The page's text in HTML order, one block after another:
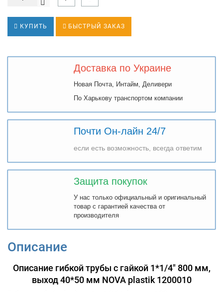
КУПИТЬ БЫСТРЫЙ ЗАКАЗ
Доставка по Украине
Новая Почта, Интайм, Деливери
По Харькову транспортом компании
Почти Он-лайн 24/7
если есть возможность, всегда ответим
Защита покупок
У нас только официальный и оригинальный
товар с гарантией качества от
производителя
Описание
Описание гибкой трубы с гайкой 1*1/4" 800 мм,
выход 40*50 мм NOVA plastik 1200010